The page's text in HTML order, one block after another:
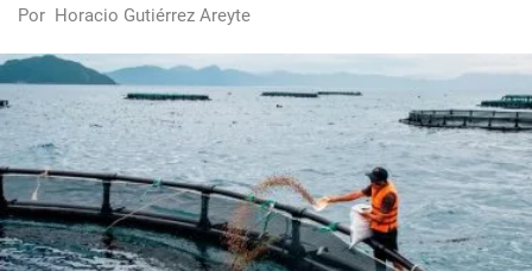
Por Horacio Gutiérrez Areyte